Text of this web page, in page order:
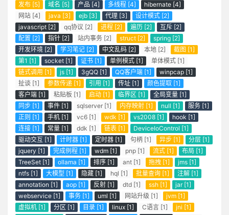
发布 [5] 域名 [5] 产品 [4] 多线程 [4]
hibernate [4]
网站 [4]
java [3] ejb [3] 代理 [3]
设计模式 [2]
javascript [2]
qq协议 [2] 进程 [2] 遍历 [2]
互斥 [2]
配置 [2]
指针 [2] 站内事务 [2] struct [2]
spring [2]
开发环境 [2]
学习笔记 [2] 中文乱码 [2] 本地 [2]
截图 [1]
第1 [1]
socket [1] 证书 [1] 单例模式 [1]
单体模式 [1]
链式调用 [1]
js [1] 3gQQ [1] QQ客户端 [1]
winpcap [1]
扯谈 [1]
参数传递 [1] 引用 [1] 传址 [1]
颜色提取 [1]
客户端 [1]
粘贴板 [1] 启动 [1] 临界区 [1]
全局变量 [1]
同步 [1]
事件 [1] sqlserver [1] 内存映射 [1] null [1]
服务 [1]
正则 [1]
手机 [1] vc6 [1] wdk [1] vs2008 [1]
hook [1]
连接 [1]
常量 [1] ddk [1] 链表 [1]
DeviceIoControl [1]
驱动交互 [1]
计时器 [1] 定时器 [1] 句柄 [1] 异步 [1]
分层 [1]
jquery [1]
完成例程 [1] wdm [1] pnp [1] 流式 [1]
布局 [1]
TreeSet [1]
ollama [1] 排序 [1] ant [1] 拖拽 [1]
jms [1]
ntfs [1]
大模型 [1] 隐藏 [1] hql [1] 批量查询 [1]
注解 [1]
annotation [1]
aop [1] 反射 [1] dtd [1] ssh [1]
jar [1]
webservice [1]
事务 [1] uml [1] 网站升级 [1]
jvm [1]
虚拟机 [1]
分区 [1] 目录 [1] linux [1] C语言 [1]
jni [1]